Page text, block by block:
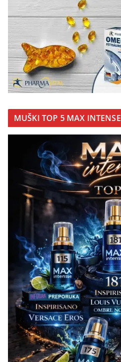
MUŠKI TOP 5 MAX INTENSE